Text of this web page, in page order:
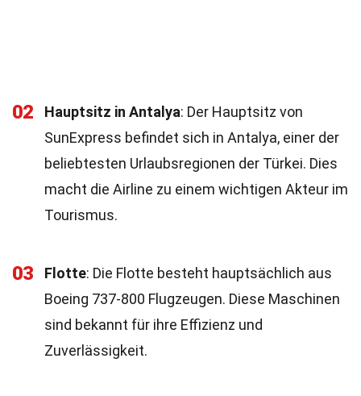
02 Hauptsitz in Antalya: Der Hauptsitz von
SunExpress befindet sich in Antalya, einer der
beliebtesten Urlaubsregionen der Türkei. Dies
macht die Airline zu einem wichtigen Akteur im
Tourismus.
03 Flotte: Die Flotte besteht hauptsächlich aus
Boeing 737-800 Flugzeugen. Diese Maschinen
sind bekannt für ihre Effizienz und
Zuverlässigkeit.